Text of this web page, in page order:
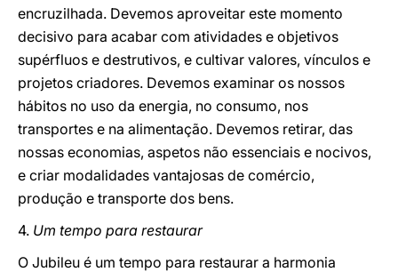
encruzilhada. Devemos aproveitar este momento
decisivo para acabar com atividades e objetivos
supérfluos e destrutivos, e cultivar valores, vínculos e
projetos criadores. Devemos examinar os nossos
hábitos no uso da energia, no consumo, nos
transportes e na alimentação. Devemos retirar, das
nossas economias, aspetos não essenciais e nocivos,
e criar modalidades vantajosas de comércio,
produção e transporte dos bens.
4. Um tempo para restaurar
O Jubileu é um tempo para restaurar a harmonia